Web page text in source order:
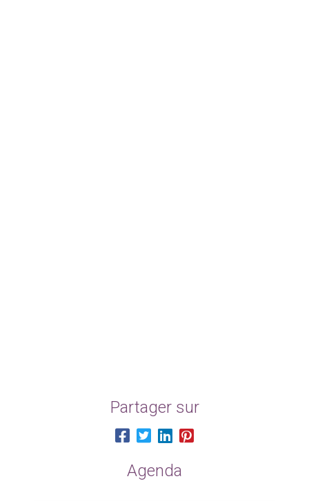
Partager sur
Agenda